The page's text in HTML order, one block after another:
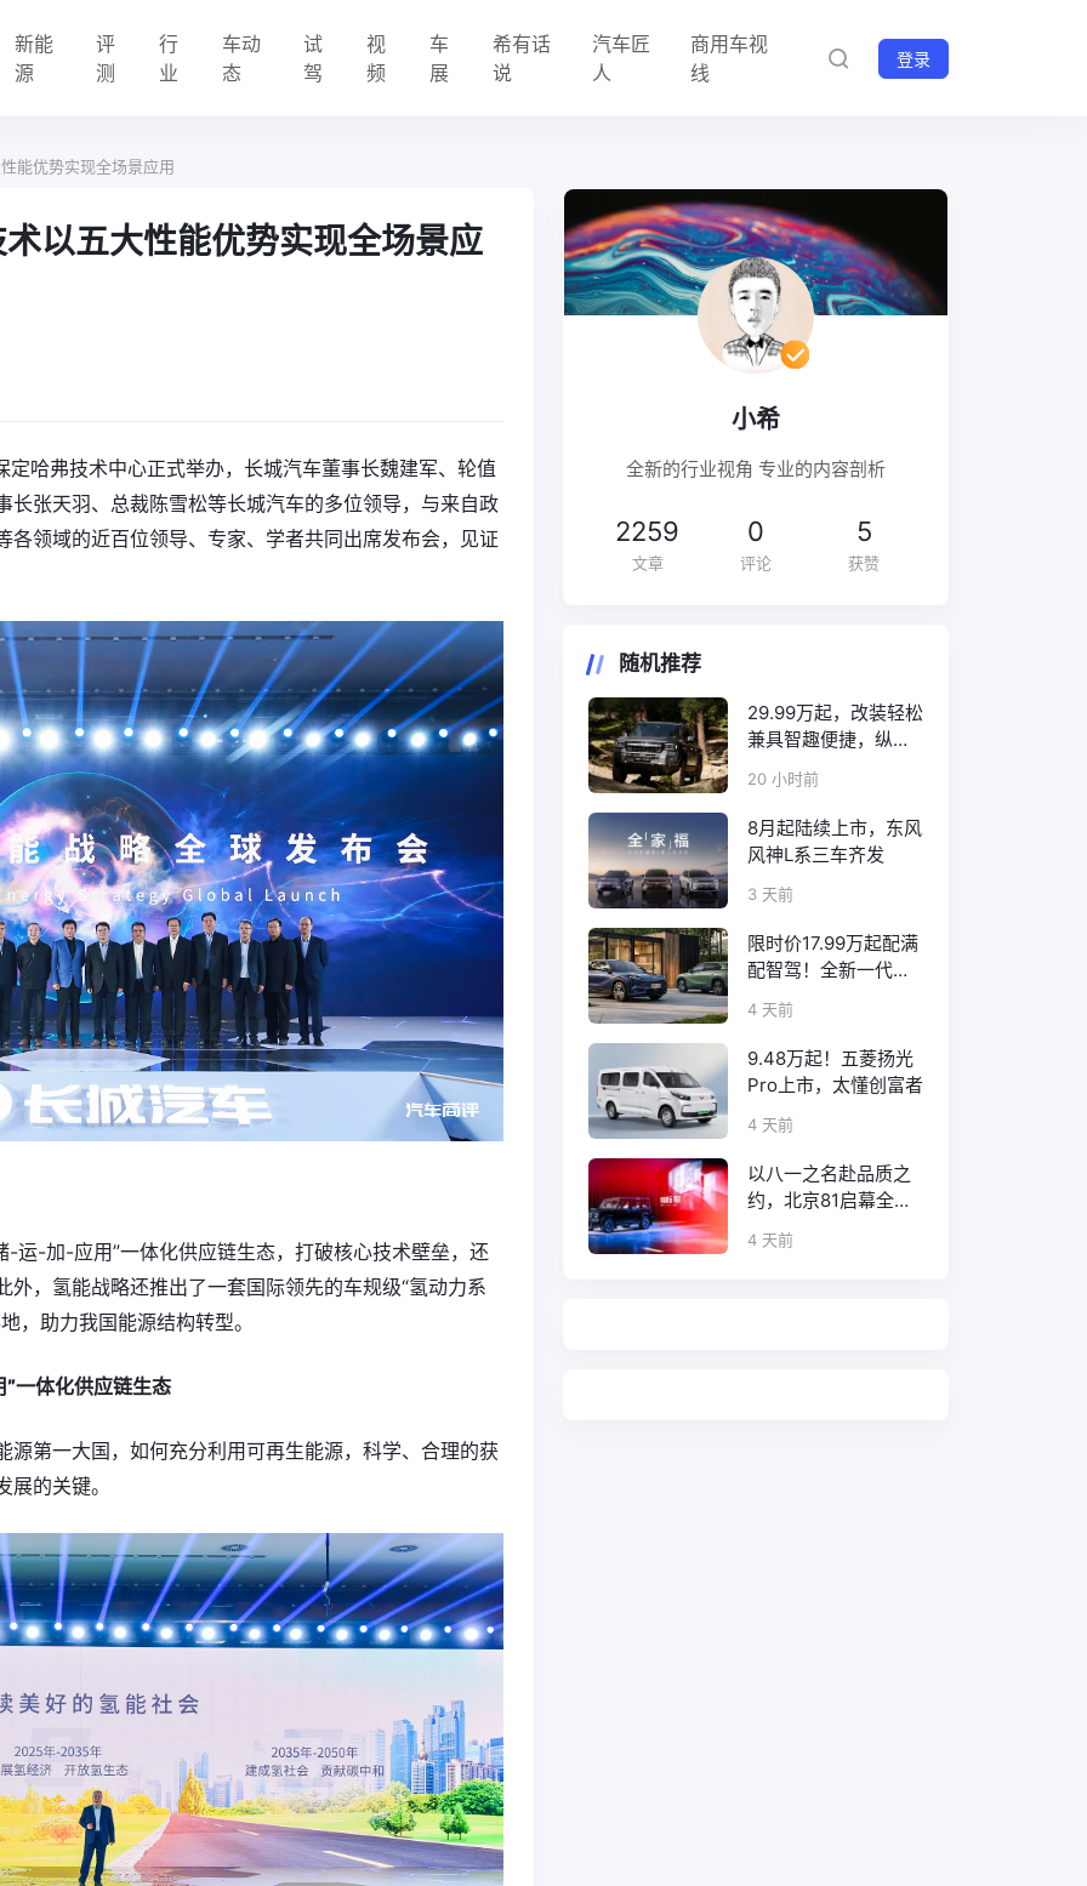
新能
源
评
测
行
业
车动
态
试
驾
视
频
车
展
希有话
说
汽车匠
人
商用车视
线
登录
能优势实现全场景应用
以五大性能优势实现全场景应
哈弗技术中心正式举办，长城汽车董事长魏建军、轮值
长张天羽、总裁陈雪松等长城汽车的多位领导，与来自政
领域的近百位领导、专家、学者共同出席发布会，见证
运-加-应用”一体化供应链生态，打破核心技术壁垒，还
，氢能战略还推出了一套国际领先的车规级“氢动力系
，助力我国能源结构转型。
一体化供应链生态
第一大国，如何充分利用可再生能源，科学、合理的获
的关键。
小希
全新的行业视角 专业的内容剖析
2259
文章
0
评论
5
获赞
随机推荐
29.99万起，改装轻松
兼具智趣便捷，纵横
F700上市
20 小时前
8月起陆续上市，东风
风神L系三车齐发
3 天前
限时价17.99万起配满
配智驾！全新一代天
工08正式上市
4 天前
9.48万起！五菱扬光
Pro上市，太懂创富者
4 天前
以八一之名赴品质之
约，北京81启幕全新
口碑征程
4 天前